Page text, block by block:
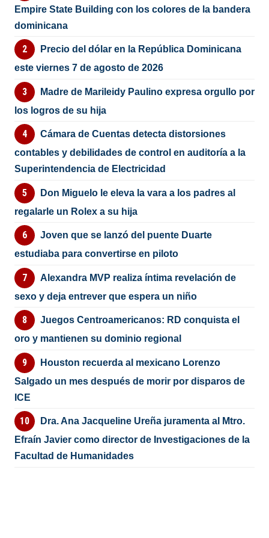
Empire State Building con los colores de la bandera
dominicana
Precio del dólar en la República Dominicana
este viernes 7 de agosto de 2026
Madre de Marileidy Paulino expresa orgullo por
los logros de su hija
Cámara de Cuentas detecta distorsiones
contables y debilidades de control en auditoría a la
Superintendencia de Electricidad
Don Miguelo le eleva la vara a los padres al
regalarle un Rolex a su hija
Joven que se lanzó del puente Duarte
estudiaba para convertirse en piloto
Alexandra MVP realiza íntima revelación de
sexo y deja entrever que espera un niño
Juegos Centroamericanos: RD conquista el
oro y mantienen su dominio regional
Houston recuerda al mexicano Lorenzo
Salgado un mes después de morir por disparos de
ICE
Dra. Ana Jacqueline Ureña juramenta al Mtro.
Efraín Javier como director de Investigaciones de la
Facultad de Humanidades